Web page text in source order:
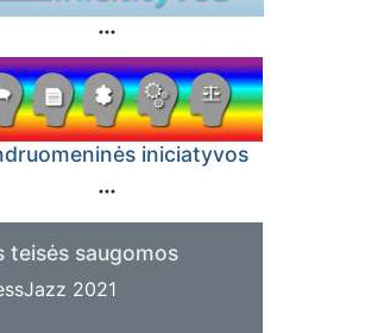
iniciatyvos
teisės saugomos
2021